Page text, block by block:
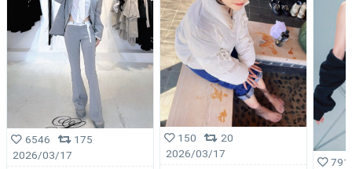
6546
175
2026/03/17
150
20
2026/03/17
791